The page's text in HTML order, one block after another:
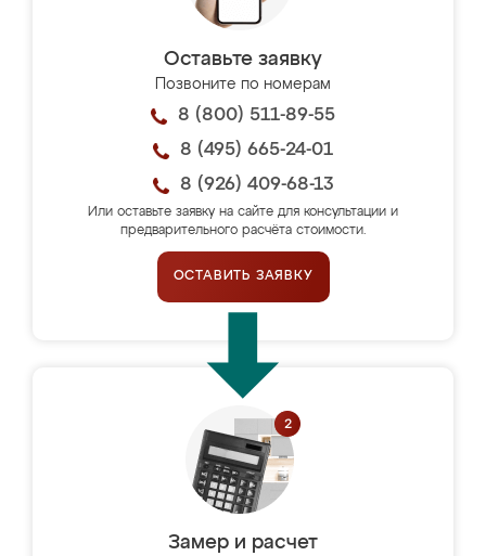
Оставьте заявку
Позвоните по номерам
8 (800) 511-89-55
8 (495) 665-24-01
8 (926) 409-68-13
Или оставьте заявку на сайте для консультации и
предварительного расчёта стоимости.
ОСТАВИТЬ ЗАЯВКУ
Замер и расчет